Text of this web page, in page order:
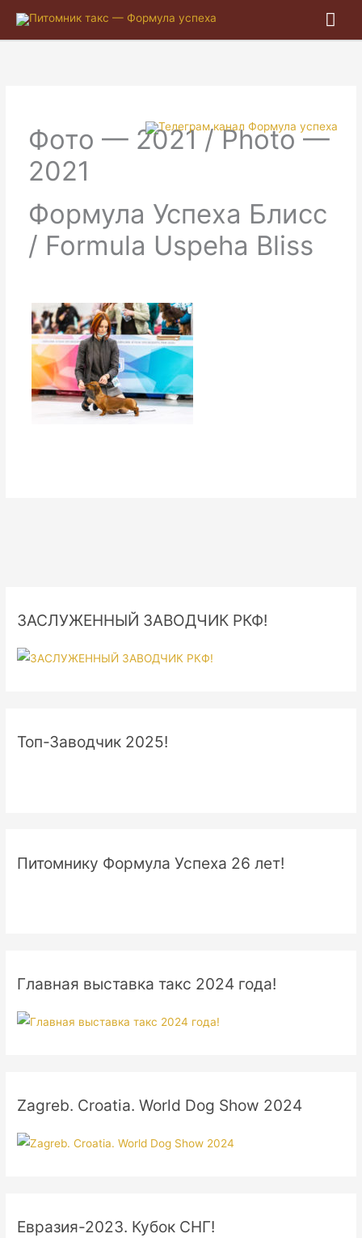
Фото — 2021 / Photo —
2021
Формула Успеха Блисс
/ Formula Uspeha Bliss
ЗАСЛУЖЕННЫЙ ЗАВОДЧИК РКФ!
Топ-Заводчик 2025!
Питомнику Формула Успеха 26 лет!
Главная выставка такс 2024 года!
Zagreb. Croatia. World Dog Show 2024
Евразия-2023. Кубок СНГ!